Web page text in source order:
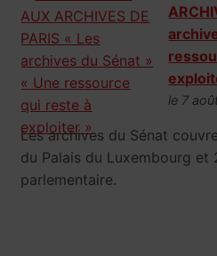
le 7
Les archives du Sénat
du Palais du Luxembourg et
parlementaire.